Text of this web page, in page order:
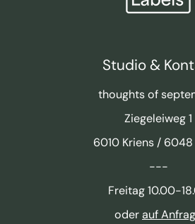
Studio &
thoughts of
Ziegeleiweg 1
6010 Kriens /
---
Freitag 10.00-
oderauf